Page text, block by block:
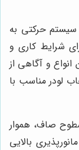
سیستم حرکتی به
شرایط کاری و
و آگاهی از
لودر مناسب با
صاف، هموار
بالایی